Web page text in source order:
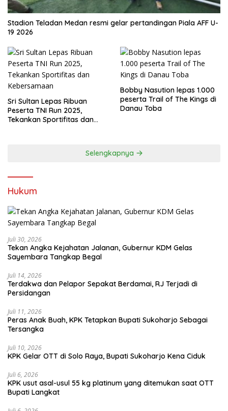
Stadion Teladan Medan resmi gelar pertandingan Piala AFF U-
19 2026
Sri Sultan Lepas Ribuan
Peserta TNI Run 2025,
Tekankan Sportifitas dan
Bobby Nasution lepas 1.000
peserta Trail of The Kings di
Danau Toba
Selengkapnya
Hukum
Juli 30, 2026
Tekan Angka Kejahatan Jalanan, Gubernur KDM Gelas
Sayembara Tangkap Begal
Juli 14, 2026
Terdakwa dan Pelapor Sepakat Berdamai, RJ Terjadi di
Persidangan
Juli 11, 2026
Peras Anak Buah, KPK Tetapkan Bupati Sukoharjo Sebagai
Tersangka
Juli 10, 2026
KPK Gelar OTT di Solo Raya, Bupati Sukoharjo Kena Ciduk
Juli 6, 2026
KPK usut asal-usul 55 kg platinum yang ditemukan saat OTT
Bupati Langkat